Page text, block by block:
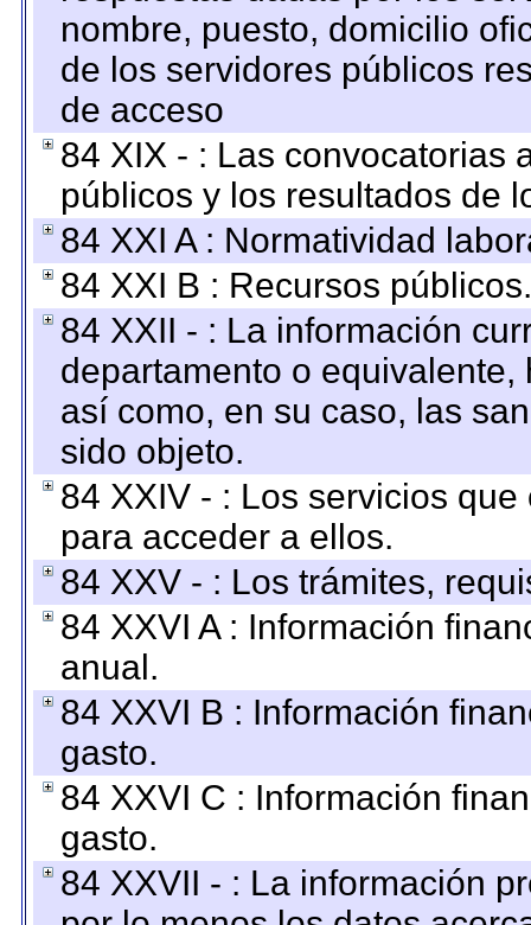
nombre, puesto, domicilio
de los servidores públicos
de acceso
84 XIX - : Las convocatorias
públicos y los resultados de
84 XXI A : Normatividad
84 XXI B : Recursos públicos.
84 XXII - : La información
departamento o
así como, en su caso, las
sido objeto.
84 XXIV - : Los servicios
para acceder a ellos.
84 XXV - : Los trámites,
84 XXVI A : Información
anual.
84 XXVI B : Información
gasto.
84 XXVI C : Información
gasto.
84 XXVII - : La información